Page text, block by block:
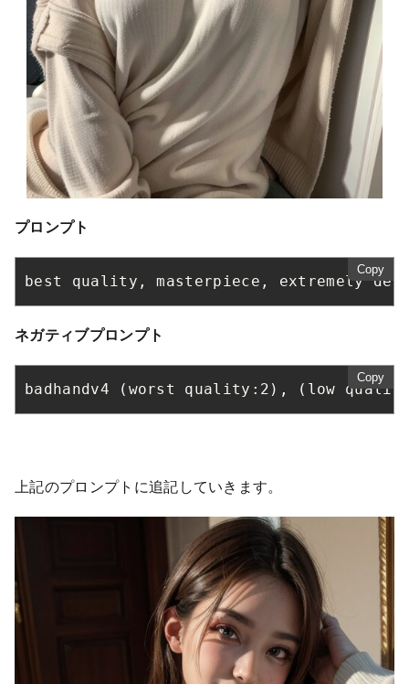
プロンプト
best quality, masterpiece, extremely
Copy
ネガティブプロンプト
badhandv4 (worst quality:2), (low
Copy
上記のプロンプトに追記していきます。